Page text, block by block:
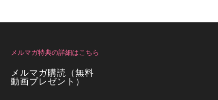
メルマガ特典の詳細はこちら
メルマガ購読（無料
動画プレゼント）